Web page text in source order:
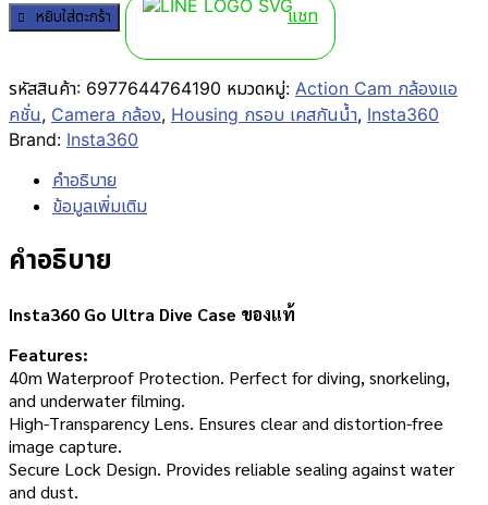
หยิบใส่ตะกร้า แชท
รหัสสินค้า: 6977644764190 หมวดหมู่: Action Cam กล้องแอ
คชั่น, Camera กล้อง, Housing กรอบ เคสกันน้ำ, Insta360
Brand: Insta360
คำอธิบาย
ข้อมูลเพิ่มเติม
คำอธิบาย
Insta360 Go Ultra Dive Case ของแท้
Features:
40m Waterproof Protection. Perfect for diving, snorkeling,
and underwater filming.
High-Transparency Lens. Ensures clear and distortion-free
image capture.
Secure Lock Design. Provides reliable sealing against water
and dust.